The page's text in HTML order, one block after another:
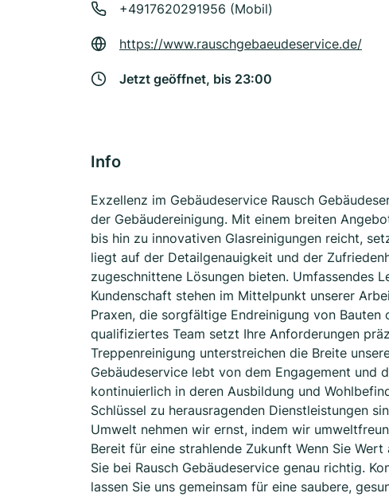
+4917620291956 (Mobil)
https://www.rauschgebaeudeservice.de/
Jetzt geöffnet, bis 23:00
Info
Exzellenz im Gebäudeservice Rausch
der Gebäudereinigung. Mit einem breiten
bis hin zu innovativen Glasreinigungen reicht,
liegt auf der Detailgenauigkeit und der
zugeschnittene Lösungen bieten. Umfassendes
Kundenschaft stehen im Mittelpunkt unserer
Praxen, die sorgfältige Endreinigung von
qualifiziertes Team setzt Ihre Anforderungen
Treppenreinigung unterstreichen die Breite
Gebäudeservice lebt von dem Engagement und
kontinuierlich in deren Ausbildung und
Schlüssel zu herausragenden Dienstleistungen
Umwelt nehmen wir ernst, indem wir
Bereit für eine strahlende Zukunft Wenn Sie
Sie bei Rausch Gebäudeservice genau richtig.
lassen Sie uns gemeinsam für eine saubere,